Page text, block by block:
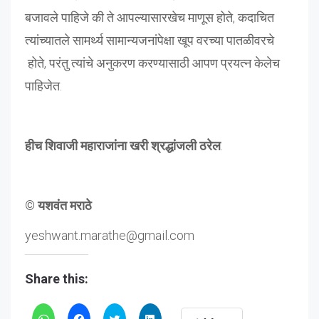
बजावले पाहिजे की ते आपल्यासारखेच माणूस होते, कदाचित
त्यांच्यातले सामर्थ्य सामान्यजनांपेक्षा खूप वरच्या पातळीवरचे
होते, परंतु त्यांचे अनुकरण करण्यासाठी आपण प्रयत्न केलेच
पाहिजेत.
हीच शिवाजी महाराजांना खरी श्रद्धांजली ठरेल.
© यशवंत मराठे
yeshwant.marathe@gmail.com
Share this: